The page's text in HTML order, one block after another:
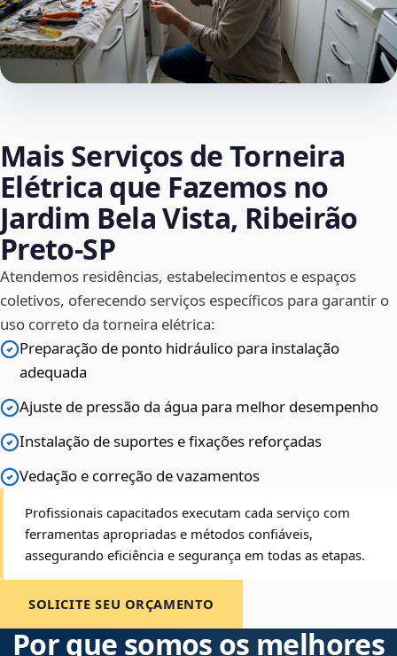
Mais Serviços de Torneira
Elétrica que Fazemos no
Jardim Bela Vista, Ribeirão
Preto‑SP
Atendemos residências, estabelecimentos e espaços
coletivos, oferecendo serviços específicos para garantir o
uso correto da torneira elétrica:
Preparação de ponto hidráulico para instalação
adequada
Ajuste de pressão da água para melhor desempenho
Instalação de suportes e fixações reforçadas
Vedação e correção de vazamentos
Profissionais capacitados executam cada serviço com
ferramentas apropriadas e métodos confiáveis,
assegurando eficiência e segurança em todas as etapas.
SOLICITE SEU ORÇAMENTO
Por que somos os melhores